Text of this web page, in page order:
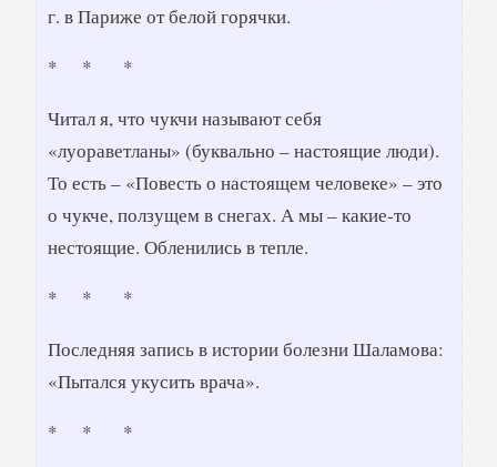
г. в Париже от белой горячки.
* * *
Читал я, что чукчи называют себя
«луораветланы» (буквально – настоящие люди).
То есть – «Повесть о настоящем человеке» – это
о чукче, ползущем в снегах. А мы – какие-то
нестоящие. Обленились в тепле.
* * *
Последняя запись в истории болезни Шаламова:
«Пытался укусить врача».
* * *